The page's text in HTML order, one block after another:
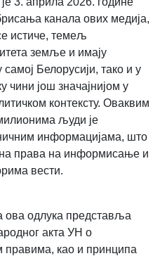
канала ових медија,
истиче, темељ
земље и имају
Белорусији, тако и у
чини још значајнијом у
контексту. Оваквим
људи је
информацијама, што
права на информисање и
вести.
ова одлука представља
акта УН о
правима, као и принципа